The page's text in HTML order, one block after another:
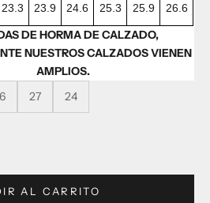
23.3 23.9 24.6 25.3 25.9 26.6
DE HORMA DE CALZADO,
NUESTROS CALZADOS VIENEN
AMPLIOS.
27 24
AL CARRITO